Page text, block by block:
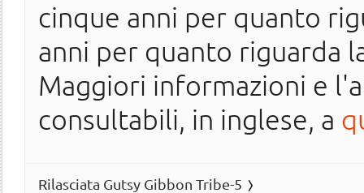
cinque anni per quanto
anni per quanto riguarda
Maggiori informazioni e
consultabili, in inglese, a
Rilasciata Gutsy Gibbon Tribe-5